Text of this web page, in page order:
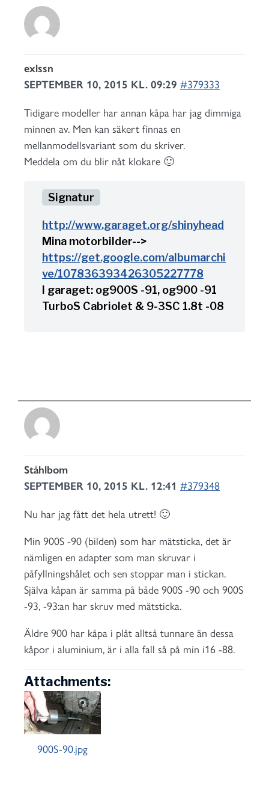
exlssn
SEPTEMBER 10, 2015 KL. 09:29 #379333
Tidigare modeller har annan kåpa har jag dimmiga
minnen av. Men kan säkert finnas en
mellanmodellsvariant som du skriver.
Meddela om du blir nåt klokare 🙂
http://www.garaget.org/shinyhead
Mina motorbilder-->
https://get.google.com/albumarchi
ve/107836393426305227778
I garaget: og900S -91, og900 -91
TurboS Cabriolet & 9-3SC 1.8t -08
Ståhlbom
SEPTEMBER 10, 2015 KL. 12:41 #379348
Nu har jag fått det hela utrett! 🙂
Min 900S -90 (bilden) som har mätsticka, det är
nämligen en adapter som man skruvar i
påfyllningshålet och sen stoppar man i stickan.
Själva kåpan är samma på både 900S -90 och 900S
-93, -93:an har skruv med mätsticka.
Äldre 900 har kåpa i plåt alltså tunnare än dessa
kåpor i aluminium, är i alla fall så på min i16 -88.
Attachments:
900S-90.jpg